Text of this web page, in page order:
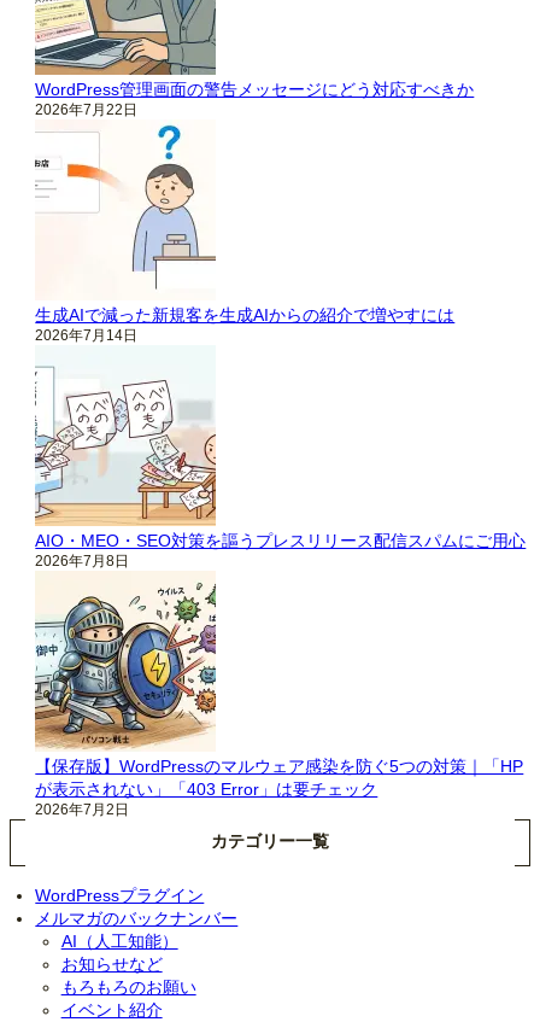
WordPress管理画面の警告メッセージにどう対応すべきか
2026年7月22日
生成AIで減った新規客を生成AIからの紹介で増やすには
2026年7月14日
AIO・MEO・SEO対策を謳うプレスリリース配信スパムにご用心
2026年7月8日
【保存版】WordPressのマルウェア感染を防ぐ5つの対策｜「HP
が表示されない」「403 Error」は要チェック
2026年7月2日
カテゴリー一覧
WordPressプラグイン
メルマガのバックナンバー
AI（人工知能）
お知らせなど
もろもろのお願い
イベント紹介